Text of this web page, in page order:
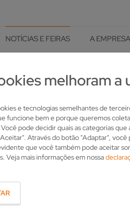
melhoram a
e tecnologias semelhantes de
funcione bem e porque queremos
pode decidir quais as categorias
Através do botão "Adaptar",
que você também pode aceitar
Veja mais informações em nossa
NOTÍCIAS E FEIRAS A EMPRESA
2022